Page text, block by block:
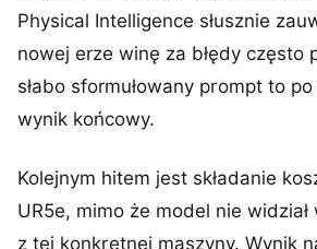
Physical Intelligence słusznie
nowej erze winę za błędy często
słabo sformułowany prompt to
wynik końcowy.
Kolejnym hitem jest składanie
UR5e, mimo że model nie
z tej konkretnej maszyny. Wynik